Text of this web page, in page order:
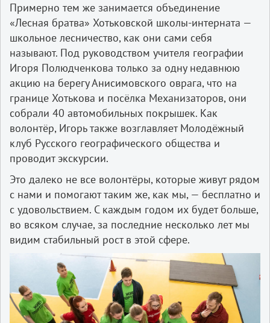
Примерно тем же занимается объединение
«Лесная братва» Хотьковской школы-­интерната —
школьное лесничество, как они сами себя
называют. Под руководством учителя географии
Игоря Полюдченкова только за одну недавнюю
акцию на берегу Анисимовского оврага, что на
границе Хотькова и посёлка Механизаторов, они
собрали 40 автомобильных покрышек. Как
волонтёр, Игорь также возглавляет Молодёжный
клуб Русского гео­графического общества и
проводит экскурсии.
Это далеко не все волонтёры, которые живут рядом
с нами и помогают таким же, как мы, — бесплатно и
с удовольствием. С каждым годом их будет больше,
во всяком случае, за последние несколько лет мы
видим стабильный рост в этой сфере.